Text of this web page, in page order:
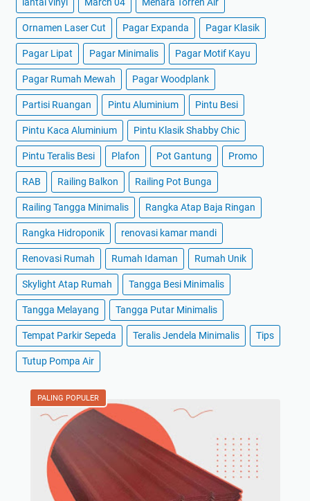
lantai vinyl March 04 Menara Torren Air
Ornamen Laser Cut Pagar Expanda Pagar Klasik
Pagar Lipat Pagar Minimalis Pagar Motif Kayu
Pagar Rumah Mewah Pagar Woodplank
Partisi Ruangan Pintu Aluminium Pintu Besi
Pintu Kaca Aluminium Pintu Klasik Shabby Chic
Pintu Teralis Besi Plafon Pot Gantung Promo
RAB Railing Balkon Railing Pot Bunga
Railing Tangga Minimalis Rangka Atap Baja Ringan
Rangka Hidroponik renovasi kamar mandi
Renovasi Rumah Rumah Idaman Rumah Unik
Skylight Atap Rumah Tangga Besi Minimalis
Tangga Melayang Tangga Putar Minimalis
Tempat Parkir Sepeda Teralis Jendela Minimalis Tips
Tutup Pompa Air
PALING POPULER